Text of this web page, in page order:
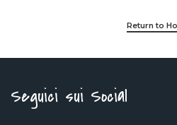
Return to
Seguici sui Social